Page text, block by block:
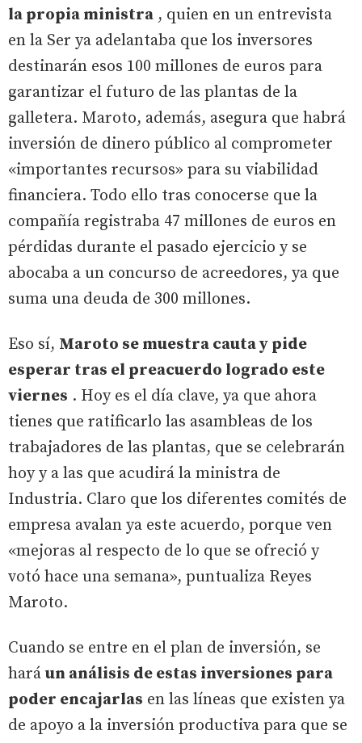
la propia ministra , quien en un entrevista
en la Ser ya adelantaba que los inversores
destinarán esos 100 millones de euros para
garantizar el futuro de las plantas de la
galletera. Maroto, además, asegura que habrá
inversión de dinero público al comprometer
«importantes recursos» para su viabilidad
financiera. Todo ello tras conocerse que la
compañía registraba 47 millones de euros en
pérdidas durante el pasado ejercicio y se
abocaba a un concurso de acreedores, ya que
suma una deuda de 300 millones.
Eso sí, Maroto se muestra cauta y pide
esperar tras el preacuerdo logrado este
viernes . Hoy es el día clave, ya que ahora
tienes que ratificarlo las asambleas de los
trabajadores de las plantas, que se celebrarán
hoy y a las que acudirá la ministra de
Industria. Claro que los diferentes comités de
empresa avalan ya este acuerdo, porque ven
«mejoras al respecto de lo que se ofreció y
votó hace una semana», puntualiza Reyes
Maroto.
Cuando se entre en el plan de inversión, se
hará un análisis de estas inversiones para
poder encajarlas en las líneas que existen ya
de apoyo a la inversión productiva para que se